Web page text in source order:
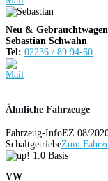
Neu & Gebrauchtwagen
Sebastian Schwahn
Tel: 02236 / 89 94-60
Ähnliche Fahrzeuge